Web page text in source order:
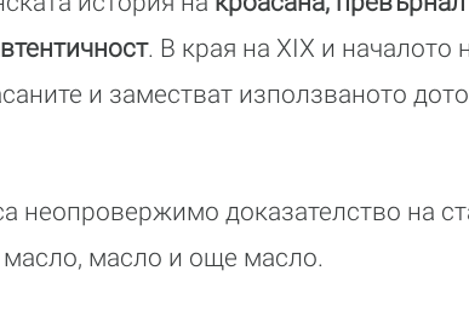
. В края на ХІХ и началото
и заместват използваното
неопровержимо доказателство на
масло, масло и още масло.